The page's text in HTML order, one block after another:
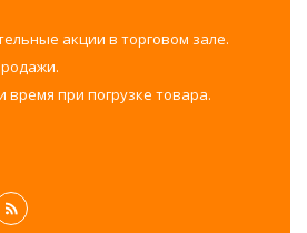
акции в торговом зале.
время при погрузке товара.